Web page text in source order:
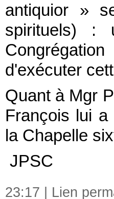
antiquior »
spirituels) :
d'exécuter
Quant à Mgr
François lui
la Chapelle
JPSC
23:17 | Lien